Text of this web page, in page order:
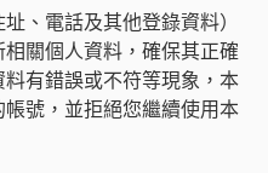
、電話及其他登錄資料）
關個人資料，確保其正確
有錯誤或不符等現象，本
號，並拒絕您繼續使用本